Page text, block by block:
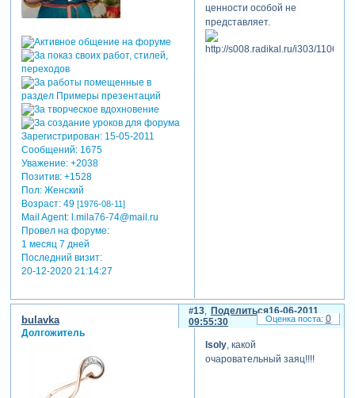
Зарегистрирован: 15-05-2011
Сообщений:1675
Уважение: +2038
Позитив: +1528
Пол:Женский
Возраст:49 [1976-08-11]
Mail Agent:l.mila76-74@mail.ru
Провел на форуме:
1 месяц 7 дней
Последний визит:
20-12-2020 21:14:27
ценности особой не
представляет.
Поделиться
13
16-06-2011
09:55:30
bulavka
Долгожитель
lsoly, какой
очаровательный заяц!!!!
0